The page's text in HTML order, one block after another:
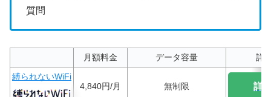
質問
月額料金 データ容量
詳
縛られないWiFi
4,840円/月
無制限 詳